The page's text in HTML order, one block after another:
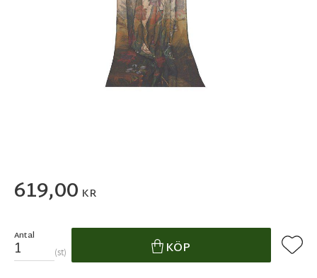
619,00 KR
Antal
st KÖP Lägg